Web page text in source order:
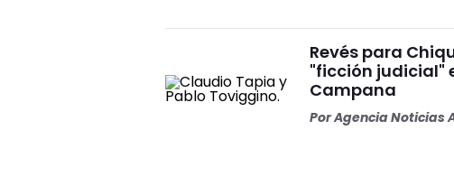
Revés para
"ficción judicial"
Campana
PorAgencia Noticias